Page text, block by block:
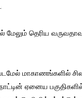
மேலும் தெரிய
மாகாணங்களில்
ஏனைய